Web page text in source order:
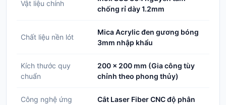
Vật liệu chính
chống rỉ dày 1.2mm
Chất liệu nền lót
Mica Acrylic đen gương bóng
3mm nhập khẩu
Kích thước quy
chuẩn
200 x 200 mm (Gia công tùy
chỉnh theo phong thủy)
Công nghệ ứng
Cắt Laser Fiber CNC độ phân